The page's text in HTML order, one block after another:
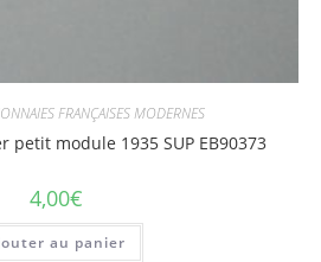
FRANÇAISES MODERNES
petit module 1935 SUP EB90373
4,00€
au panier